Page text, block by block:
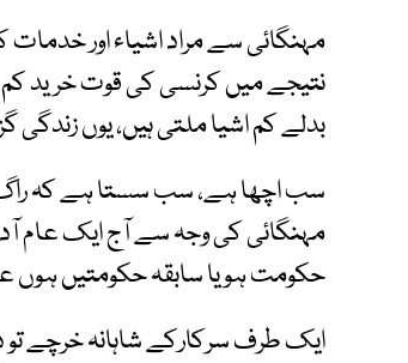
مہنگائی سے مراد اشیاء اور
نتیجے میں کرنسی کی قوت خرید
بدلے کم اشیا ملتی ہیں، یوں زندگی
سب اچھا ہے، سب سستا ہے کہ راگ
مہنگائی کی وجہ سے آج ایک عام
حکومت ہو یا سابقہ حکومتیں ہوں
ایک طرف سرکارکے شاہانہ خرچے